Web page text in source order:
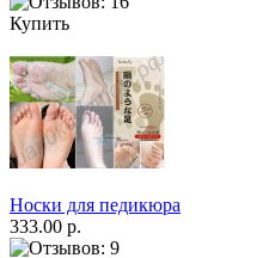
Купить
Носки для педикюра
333.00 р.